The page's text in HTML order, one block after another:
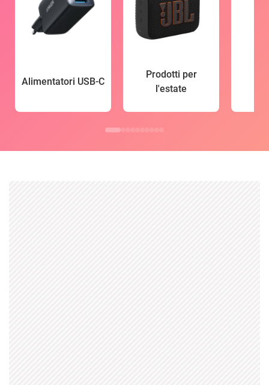
Alimentatori USB-C
Prodotti per
l'estate